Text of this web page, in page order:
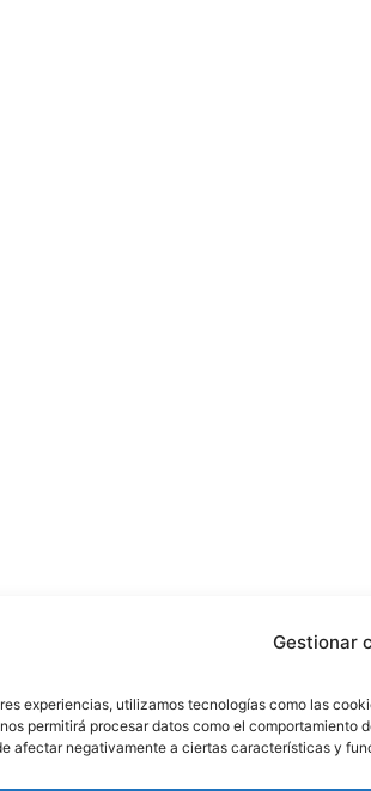
Gestionar
experiencias, utilizamos tecnologías como las
permitirá procesar datos como el
afectar negativamente a ciertas características y